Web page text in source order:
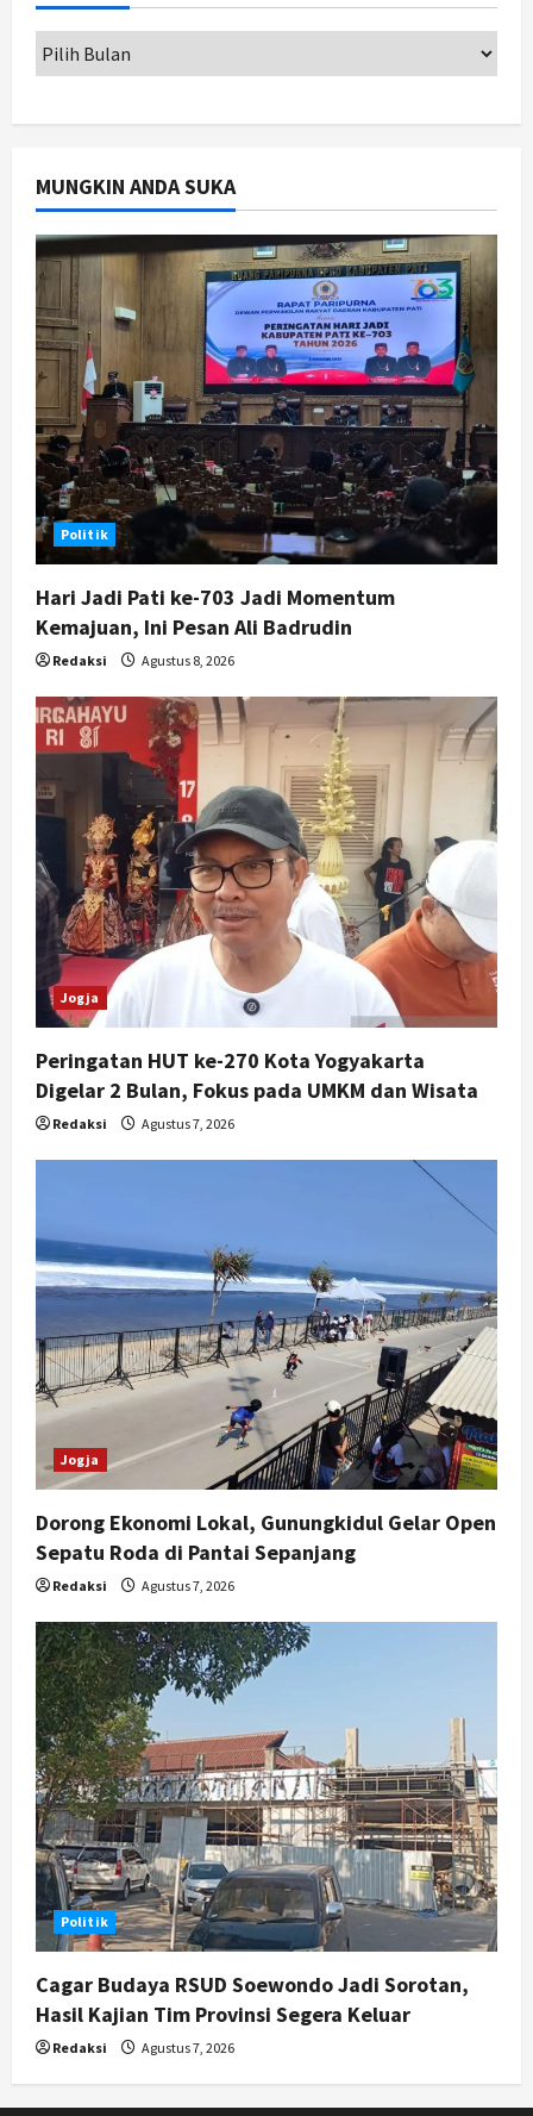
Yogyakarta Digelar 2 Bulan, Fokus
Agustus 7, 2026
Roda di Pantai Sepanjang
4
Politik
Cagar Budaya RSUD Soewondo Jadi
Sorotan, Hasil Kajian Tim Provinsi
Segera Keluar
Agustus 7, 2026
Nasional
BRIN Kembangkan Sepatu Murah
Mulai Rp75 Ribu untuk Sekolah
Rakyat
Agustus 7, 2026
MUNGKIN ANDA SUKA
Politik
Hari Jadi Pati ke-703 Jadi Momentum
Kemajuan, Ini Pesan Ali Badrudin
Redaksi Agustus 8, 2026
Jogja
Peringatan HUT ke-270 Kota Yogyakarta
Digelar 2 Bulan, Fokus pada UMKM dan Wisata
Redaksi Agustus 7, 2026
Jogja
Dorong Ekonomi Lokal, Gunungkidul Gelar Open
Sepatu Roda di Pantai Sepanjang
Redaksi Agustus 7, 2026
Politik
Cagar Budaya RSUD Soewondo Jadi Sorotan,
Hasil Kajian Tim Provinsi Segera Keluar
Redaksi Agustus 7, 2026